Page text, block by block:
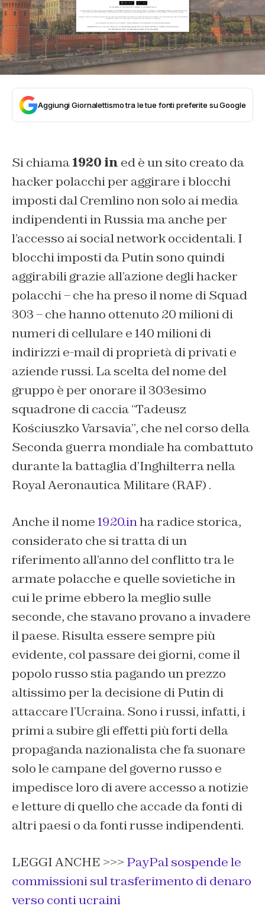
Aggiungi Giornalettismo tra le tue fonti preferite su Google
Si chiama1920 in ed è un sito creato da
hacker polacchi per aggirare i blocchi
imposti dal Cremlino non solo ai media
indipendenti in Russia ma anche per
l’accesso ai social network occidentali. I
blocchi imposti da Putin sono quindi
aggirabili grazie all’azione degli hacker
polacchi – che ha preso il nome di Squad
303 – che hanno ottenuto 20 milioni di
numeri di cellulare e 140 milioni di
indirizzi e-mail di proprietà di privati e
aziende russi. La scelta del nome del
gruppo è per onorare il 303esimo
squadrone di caccia “Tadeusz
Kościuszko Varsavia”, che nel corso della
Seconda guerra mondiale ha combattuto
durante la battaglia d’Inghilterra nella
Royal Aeronautica Militare (RAF) .
Anche il nome1920.inha radice storica,
considerato che si tratta di un
riferimento all’anno del conflitto tra le
armate polacche e quelle sovietiche in
cui le prime ebbero la meglio sulle
seconde, che stavano provano a invadere
il paese. Risulta essere sempre più
evidente, col passare dei giorni, come il
popolo russo stia pagando un prezzo
altissimo per la decisione di Putin di
attaccare l’Ucraina. Sono i russi, infatti, i
primi a subire gli effetti più forti della
propaganda nazionalista che fa suonare
solo le campane del governo russo e
impedisce loro di avere accesso a notizie
e letture di quello che accade da fonti di
altri paesi o da fonti russe indipendenti.
LEGGI ANCHE >>> PayPal sospende le
commissioni sul trasferimento di denaro
verso conti ucraini